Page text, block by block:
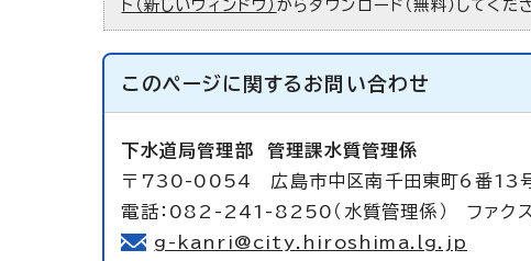
ト（新しいウィンドウ） からダウンロード（無料）してくださ
このページに関する お問い合わせ
下水道局管理部 管理課水質管理係
〒730-0054 広島市中区南千田東町6番13
電話：082-241-8250（水質管理係） ファ
g-kanri@city.hiroshima.lg.jp